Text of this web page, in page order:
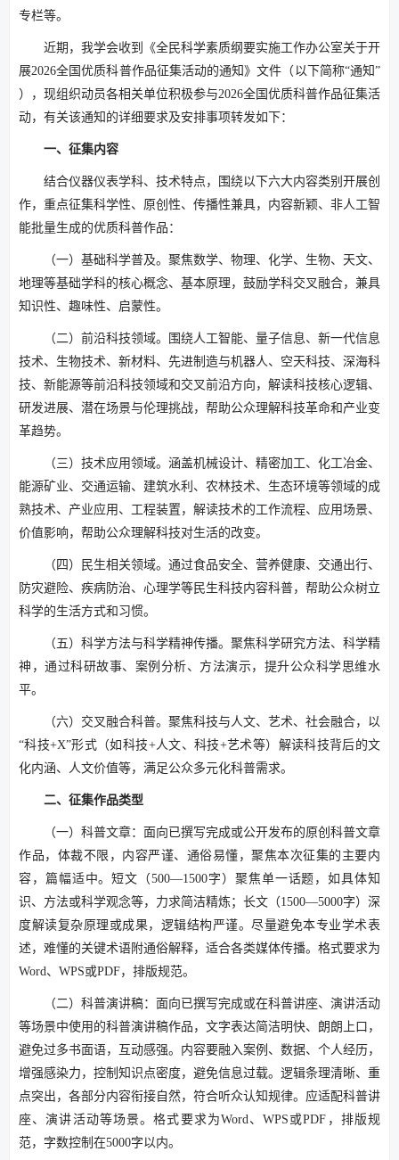
专栏等。
近期，我学会收到《全民科学素质纲要实施工作办公室关于开
展2026全国优质科普作品征集活动的通知》文件（以下简称“通知”
），现组织动员各相关单位积极参与2026全国优质科普作品征集活
动，有关该通知的详细要求及安排事项转发如下：
一、征集内容
结合仪器仪表学科、技术特点，围绕以下六大内容类别开展创
作，重点征集科学性、原创性、传播性兼具，内容新颖、非人工智
能批量生成的优质科普作品：
（一）基础科学普及。聚焦数学、物理、化学、生物、天文、
地理等基础学科的核心概念、基本原理，鼓励学科交叉融合，兼具
知识性、趣味性、启蒙性。
（二）前沿科技领域。围绕人工智能、量子信息、新一代信息
技术、生物技术、新材料、先进制造与机器人、空天科技、深海科
技、新能源等前沿科技领域和交叉前沿方向，解读科技核心逻辑、
研发进展、潜在场景与伦理挑战，帮助公众理解科技革命和产业变
革趋势。
（三）技术应用领域。涵盖机械设计、精密加工、化工冶金、
能源矿业、交通运输、建筑水利、农林技术、生态环境等领域的成
熟技术、产业应用、工程装置，解读技术的工作流程、应用场景、
价值影响，帮助公众理解科技对生活的改变。
（四）民生相关领域。通过食品安全、营养健康、交通出行、
防灾避险、疾病防治、心理学等民生科技内容科普，帮助公众树立
科学的生活方式和习惯。
（五）科学方法与科学精神传播。聚焦科学研究方法、科学精
神，通过科研故事、案例分析、方法演示，提升公众科学思维水
平。
（六）交叉融合科普。聚焦科技与人文、艺术、社会融合，以
“科技+X”形式（如科技+人文、科技+艺术等）解读科技背后的文
化内涵、人文价值等，满足公众多元化科普需求。
二、征集作品类型
（一）科普文章：面向已撰写完成或公开发布的原创科普文章
作品，体裁不限，内容严谨、通俗易懂，聚焦本次征集的主要内
容，篇幅适中。短文（500—1500字）聚焦单一话题，如具体知
识、方法或科学观念等，力求简洁精炼；长文（1500—5000字）深
度解读复杂原理或成果，逻辑结构严谨。尽量避免本专业学术表
述，难懂的关键术语附通俗解释，适合各类媒体传播。格式要求为
Word、WPS或PDF，排版规范。
（二）科普演讲稿：面向已撰写完成或在科普讲座、演讲活动
等场景中使用的科普演讲稿作品，文字表达简洁明快、朗朗上口，
避免过多书面语，互动感强。内容要融入案例、数据、个人经历，
增强感染力，控制知识点密度，避免信息过载。逻辑条理清晰、重
点突出，各部分内容衔接自然，符合听众认知规律。应适配科普讲
座、演讲活动等场景。格式要求为Word、WPS或PDF，排版规
范，字数控制在5000字以内。